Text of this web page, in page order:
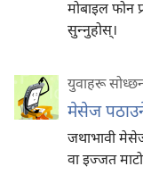
मोबाइल फोन
सुन्‍नुहोस्‌।
युवाहरू
मेसेज
जथाभावी
वा इज्जत